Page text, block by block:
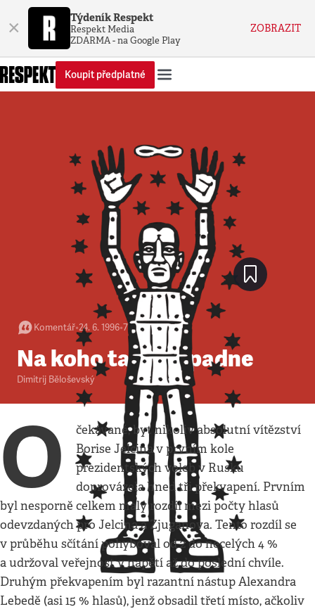
× Týdeník Respekt
Respekt Media
ZDARMA - na Google Play
ZOBRAZIT
Koupit předplatné
Komentář•24. 6. 1996•7 minut
Na koho ta kosa padne
Dimitrij Běloševský
O
čekávané, byť nikoliv absolutní vítězství
Borise Jelcina v prvním kole
prezidentských voleb v Rusku
doprovázela hned tři překvapení. Prvním
byl nesporně celkem malý rozdíl mezi počty hlasů
odevzdaných pro Jelcina a Zjuganova. Tento rozdíl se
v průběhu sčítání pohyboval od 2 do necelých 4 %
a udržoval veřejnost v napětí až do poslední chvíle.
Druhým překvapením byl razantní nástup Alexandra
Lebedě (asi 15 % hlasů), jenž obsadil třetí místo, ačkoliv